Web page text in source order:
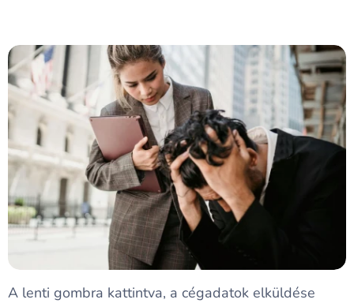
A lenti gombra kattintva, a cégadatok elküldése